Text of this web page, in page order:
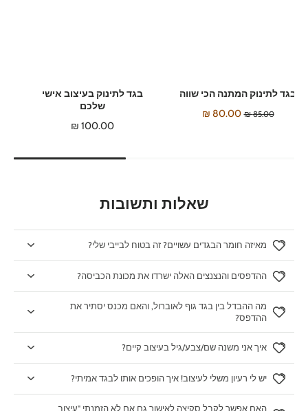
בגד לתינוק בעיצוב אישי
שלכם
100.00 ₪
בגד לתינוק המתנה הכי שווה
85.00 ₪
80.00 ₪
שאלות ותשובות
מאיזה חומר הבגדים עשויים? זה בטוח לבייבי שלי?
ההדפסים והנצנצים האלה ישרדו את מכונת הכביסה?
מה ההבדל בין בגד גוף לאוברול, והאם מכנס יסתיר את
ההדפס?
איך אני משנה שם/צבע/גיל בעיצוב קיים?
יש לי רעיון משלי לעיצוב! איך הופכים אותו לבגד אמיתי?
האם אפשר לקבל סקיצה לאישור גם אם לא הזמנתי "עיצוב